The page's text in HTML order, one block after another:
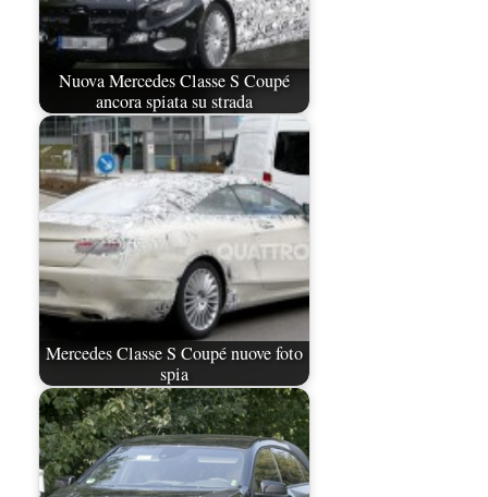
Nuova Mercedes Classe S Coupé
ancora spiata su strada
Mercedes Classe S Coupé nuove foto
spia